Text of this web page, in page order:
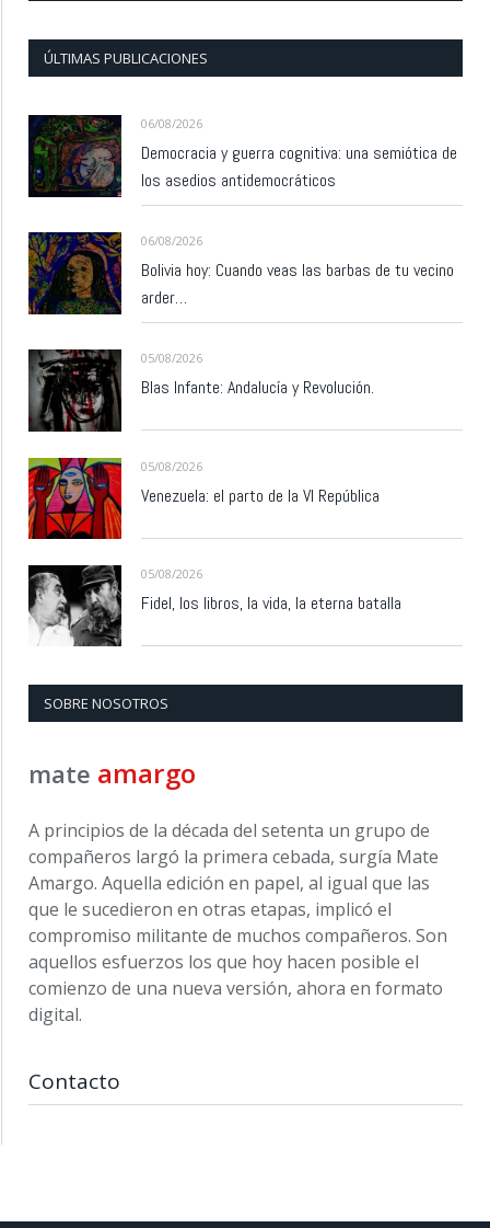
ÚLTIMAS PUBLICACIONES
06/08/2026
Democracia y guerra cognitiva: una semiótica de
los asedios antidemocráticos
06/08/2026
Bolivia hoy: Cuando veas las barbas de tu vecino
arder…
05/08/2026
Blas Infante: Andalucía y Revolución.
05/08/2026
Venezuela: el parto de la VI República
05/08/2026
Fidel, los libros, la vida, la eterna batalla
SOBRE NOSOTROS
mate amargo
A principios de la década del setenta un grupo de
compañeros largó la primera cebada, surgía Mate
Amargo. Aquella edición en papel, al igual que las
que le sucedieron en otras etapas, implicó el
compromiso militante de muchos compañeros. Son
aquellos esfuerzos los que hoy hacen posible el
comienzo de una nueva versión, ahora en formato
digital.
Contacto